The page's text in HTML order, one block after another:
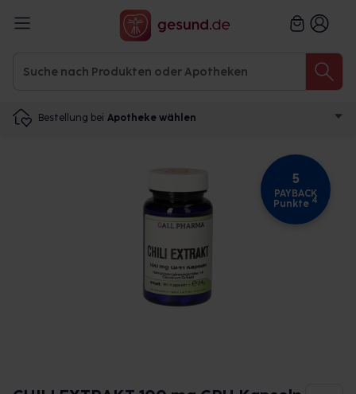
Bestellung bei Apotheke wählen
5
PAYBACK
Punkte 4